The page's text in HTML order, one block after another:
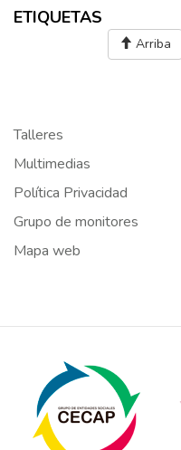
ETIQUETAS
Arriba
Talleres
Multimedias
Política Privacidad
Grupo de monitores
Mapa web